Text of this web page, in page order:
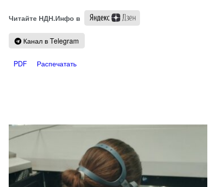
Читайте НДН.Инфо в
Канал в Telegram
PDF Распечатать